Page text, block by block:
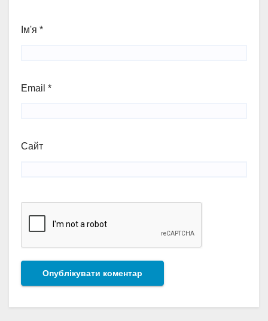
Ім'я *
Email *
Сайт